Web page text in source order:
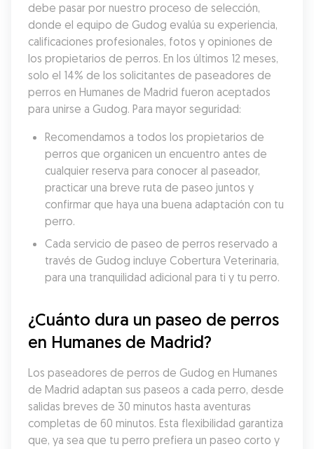
debe pasar por nuestro proceso de selección,
donde el equipo de Gudog evalúa su experiencia,
calificaciones profesionales, fotos y opiniones de
los propietarios de perros. En los últimos 12 meses,
solo el 14% de los solicitantes de paseadores de
perros en Humanes de Madrid fueron aceptados
para unirse a Gudog. Para mayor seguridad:
Recomendamos a todos los propietarios de
perros que organicen un encuentro antes de
cualquier reserva para conocer al paseador,
practicar una breve ruta de paseo juntos y
confirmar que haya una buena adaptación con tu
perro.
Cada servicio de paseo de perros reservado a
través de Gudog incluye Cobertura Veterinaria,
para una tranquilidad adicional para ti y tu perro.
¿Cuánto dura un paseo de perros
en Humanes de Madrid?
Los paseadores de perros de Gudog en Humanes
de Madrid adaptan sus paseos a cada perro, desde
salidas breves de 30 minutos hasta aventuras
completas de 60 minutos. Esta flexibilidad garantiza
que, ya sea que tu perro prefiera un paseo corto y